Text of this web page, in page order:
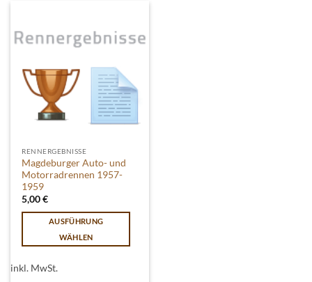
RENNERGEBNISSE
Magdeburger Auto- und
Motorradrennen 1957-
1959
5,00€
AUSFÜHRUNG
WÄHLEN
Produkt
inkl. MwSt.